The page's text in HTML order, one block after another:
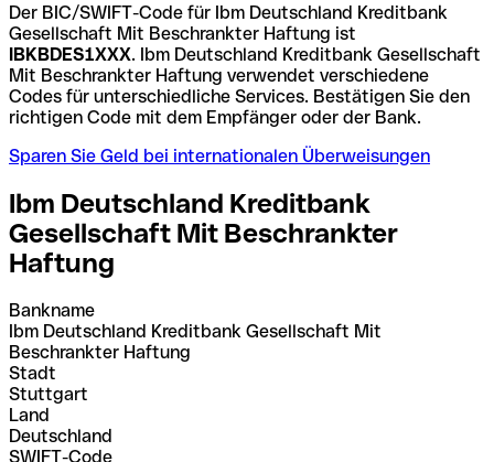
Der BIC/SWIFT-Code für Ibm Deutschland Kreditbank
Gesellschaft Mit Beschrankter Haftung ist
IBKBDES1XXX. Ibm Deutschland Kreditbank Gesellschaft
Mit Beschrankter Haftung verwendet verschiedene
Codes für unterschiedliche Services. Bestätigen Sie den
richtigen Code mit dem Empfänger oder der Bank.
Sparen Sie Geld bei internationalen Überweisungen
Ibm Deutschland Kreditbank
Gesellschaft Mit Beschrankter
Haftung
Bankname
Ibm Deutschland Kreditbank Gesellschaft Mit
Beschrankter Haftung
Stadt
Stuttgart
Land
Deutschland
SWIFT-Code